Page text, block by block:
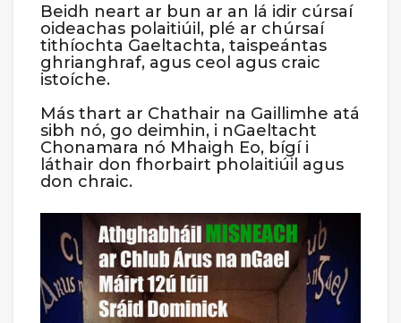
Beidh neart ar bun ar an lá idir cúrsaí
oideachas polaitiúil, plé ar chúrsaí
tithíochta Gaeltachta, taispeántas
ghrianghraf, agus ceol agus craic
istoíche.
Más thart ar Chathair na Gaillimhe atá
sibh nó, go deimhin, i nGaeltacht
Chonamara nó Mhaigh Eo, bígí i
láthair don fhorbairt pholaitiúil agus
don chraic.